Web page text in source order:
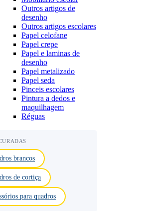
Outros artigos de
desenho
Outros artigos escolares
Papel celofane
Papel crepe
Papel e laminas de
desenho
Papel metalizado
Papel seda
Pinceis escolares
Pintura a dedos e
maquilhagem
Réguas
brancos
de cortiça
para quadros